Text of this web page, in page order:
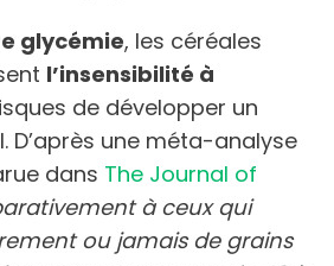
glycémie, les céréales
l’insensibilité à
de développer un
D’après une méta-analyse
dans The Journal of
à ceux qui
ou jamais de grains